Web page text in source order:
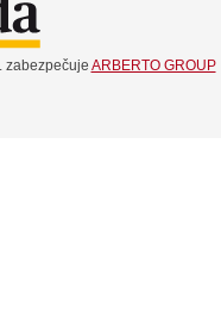
zabezpečuje ARBERTO GROUP